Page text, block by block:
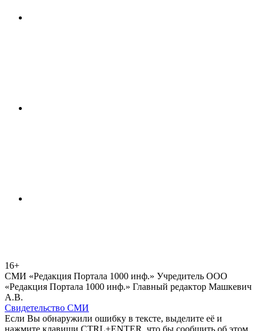
16+
СМИ «Редакция Портала 1000 инф.» Учредитель ООО
«Редакция Портала 1000 инф.» Главный редактор Машкевич
А.В.
Свидетельство СМИ
Если Вы обнаружили ошибку в тексте, выделите её и
нажмите клавиши CTRL+ENTER, что бы сообщить об этом